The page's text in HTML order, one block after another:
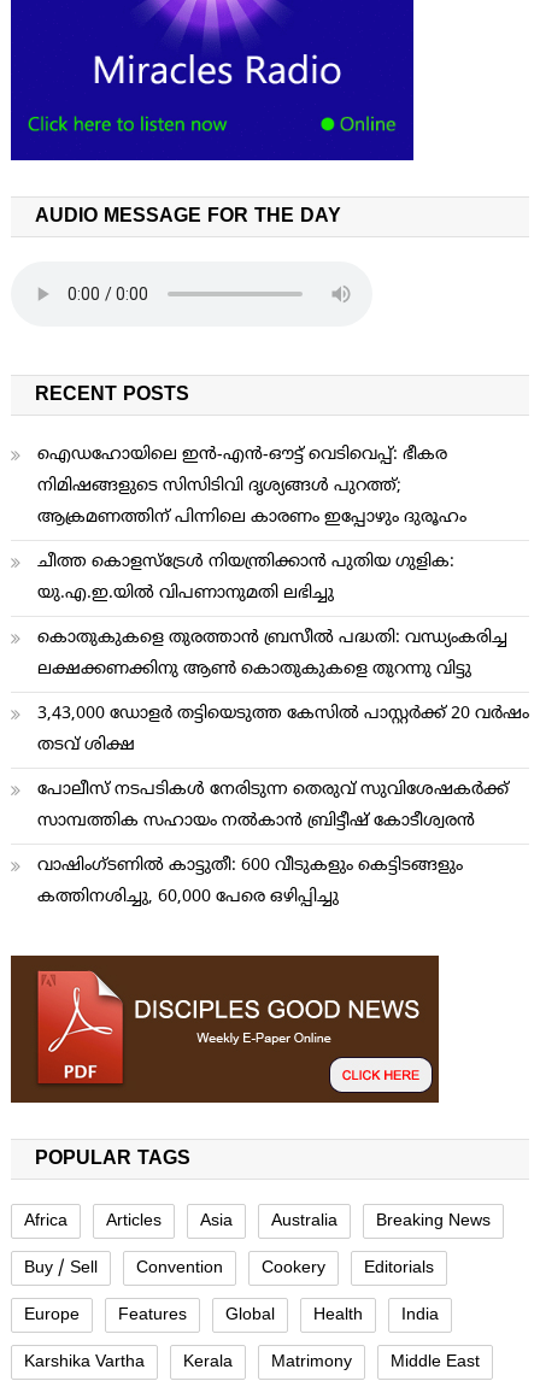
AUDIO MESSAGE FOR THE DAY
RECENT POSTS
ഐഡഹോയിലെ ഇൻ-എൻ-ഔട്ട് വെടിവെപ്പ്: ഭീകര
നിമിഷങ്ങളുടെ സിസിടിവി ദൃശ്യങ്ങൾ പുറത്ത്;
ആക്രമണത്തിന് പിന്നിലെ കാരണം ഇപ്പോഴും ദുരൂഹം
ചീത്ത കൊളസ്ട്രേള്‍ നിയന്ത്രിക്കാന്‍ പുതിയ ഗുളിക:
യു.എ.ഇ.യില്‍ വിപണാനുമതി ലഭിച്ചു
കൊതുകുകളെ തുരത്താന്‍ ബ്രസീല്‍ പദ്ധതി: വന്ധ്യംകരിച്ച
ലക്ഷക്കണക്കിനു ആണ്‍ കൊതുകുകളെ തുറന്നു വിട്ടു
3,43,000 ഡോളര്‍ തട്ടിയെടുത്ത കേസില്‍ പാസ്റ്റര്‍ക്ക് 20 വര്‍ഷം
തടവ് ശിക്ഷ
പോലീസ് നടപടികള്‍ നേരിടുന്ന തെരുവ് സുവിശേഷകര്‍ക്ക്
സാമ്പത്തിക സഹായം നല്‍കാന്‍ ബ്രിട്ടീഷ് കോടീശ്വരന്‍
വാഷിംഗ്ടണില്‍ കാട്ടുതീ: 600 വീടുകളും കെട്ടിടങ്ങളും
കത്തിനശിച്ചു, 60,000 പേരെ ഒഴിപ്പിച്ചു
POPULAR TAGS
Africa Articles Asia Australia Breaking News
Buy / Sell Convention Cookery Editorials
Europe Features Global Health India
Karshika Vartha Kerala Matrimony Middle East